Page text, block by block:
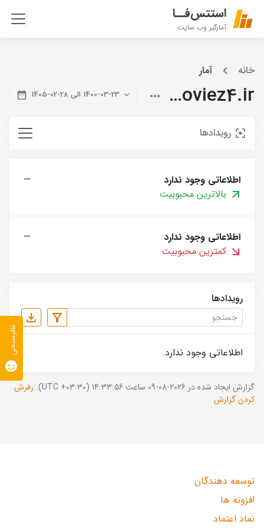
استتس‌فــا
آمارگیر وب سایت
خانه آمار
citymoviez4.ir 1400-03-23 الی 28-02-1405
رویدادها
اطلاعاتی وجود ندارد
—
بالاترین محبوبیت
اطلاعاتی وجود ندارد
—
کمترین محبوبیت
رویدادها
اطلاعاتی وجود ندارد.
گزارش ایجاد شده در 2026-08-09 ساعت 14:33:56 (UTC +03:30).
رفرش
کردن گزارش
توسعه دهندگان
افزونه ها
نماد اعتماد
نظرسنجی